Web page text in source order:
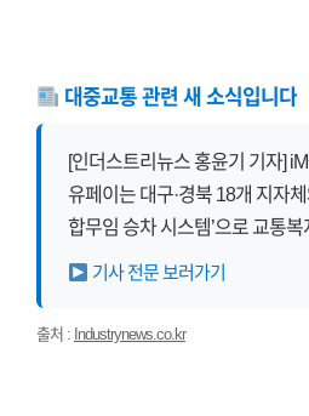
대중교통 관련 새 소식입니다
[인더스트리뉴스 홍윤기 기자]
유페이는 대구·경북 18개 지자
합무임 승차 시스템’으로 교통
기사 전문 보러가기
출처 : Industrynews.co.kr